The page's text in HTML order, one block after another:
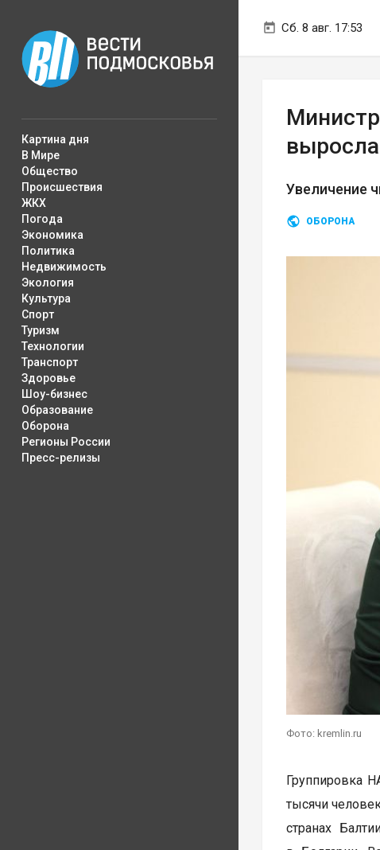
Сб. 8 авг. 17:53
Картина дня
В Мире
Общество
Происшествия
ЖКХ
Погода
Экономика
Политика
Недвижимость
Экология
Культура
Спорт
Туризм
Технологии
Транспорт
Здоровье
Шоу-бизнес
Образование
Оборона
Регионы России
Пресс-релизы
Увеличение
ОБОРОНА
Фото: kremlin.ru
Группировка
тысячи
странах